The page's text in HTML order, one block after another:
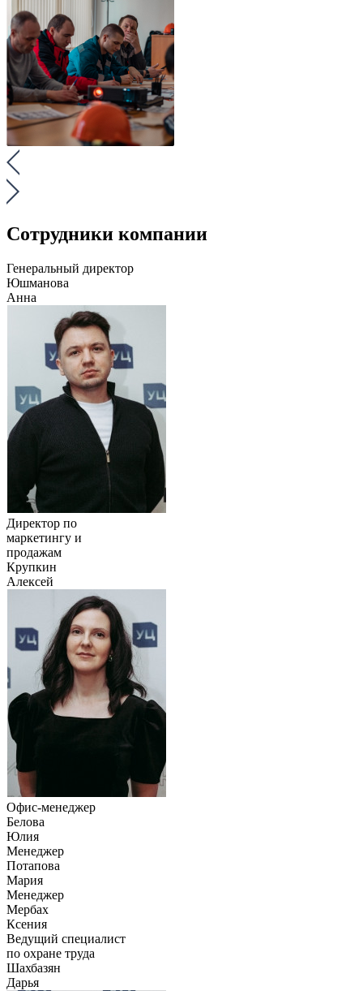
Сотрудники компании
Генеральный директор
Юшманова
Анна
Директор по
маркетингу и
продажам
Крупкин
Алексей
Офис-менеджер
Белова
Юлия
Менеджер
Потапова
Мария
Менеджер
Мербах
Ксения
Ведущий специалист
по охране труда
Шахбазян
Дарья